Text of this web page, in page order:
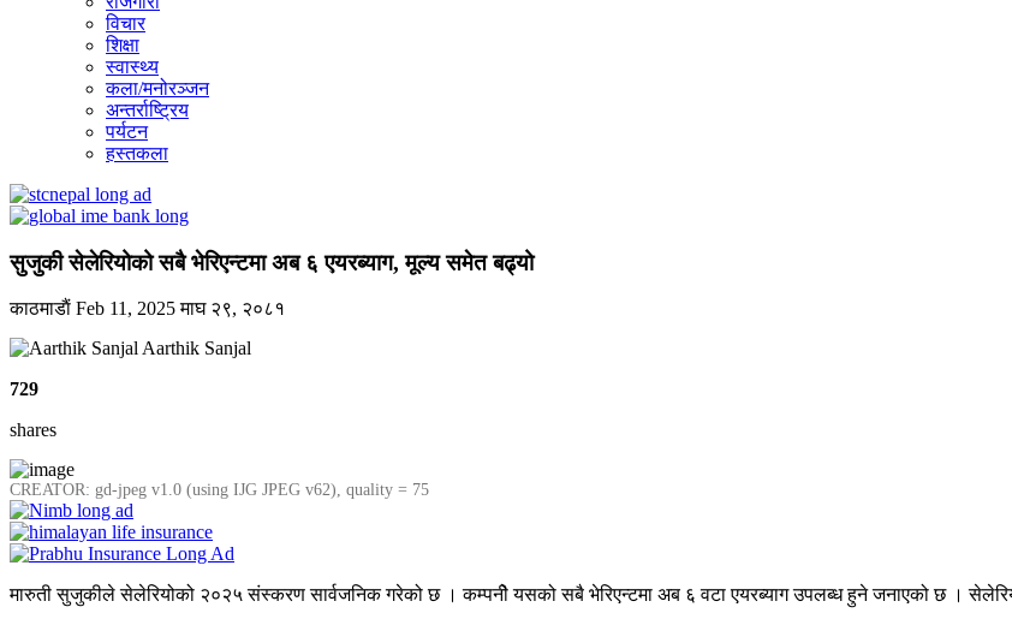
विचार
शिक्षा
स्वास्थ्य
कला/मनोरञ्जन
अन्तर्राष्ट्रिय
पर्यटन
हस्तकला
सुजुकी सेलेरियोको सबै भेरिएन्टमा अब ६ एयरब्याग, मूल्य समेत बढ्यो
काठमाडाैं Feb 11, 2025माघ २९, २०८१
Aarthik Sanjal
729
shares
CREATOR: gd-jpeg v1.0 (using IJG JPEG v62), quality = 75
मारुती सुजुकीले सेलेरियोको २०२५ संस्करण सार्वजनिक गरेको छ । कम्पनीे यसको सबै भेरिएन्टमा अब ६ वटा एयरब्याग उपलब्ध हुने जनाएको छ । सेलेरियो